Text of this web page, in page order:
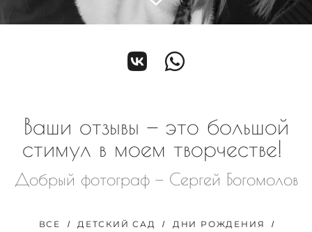
Ваши отзывы — это большой
стимул в моем творчестве!
Добрый фотограф — Сергей Богомолов
ВСЕ ДЕТСКИЙ САД
ДНИ РОЖДЕНИЯ